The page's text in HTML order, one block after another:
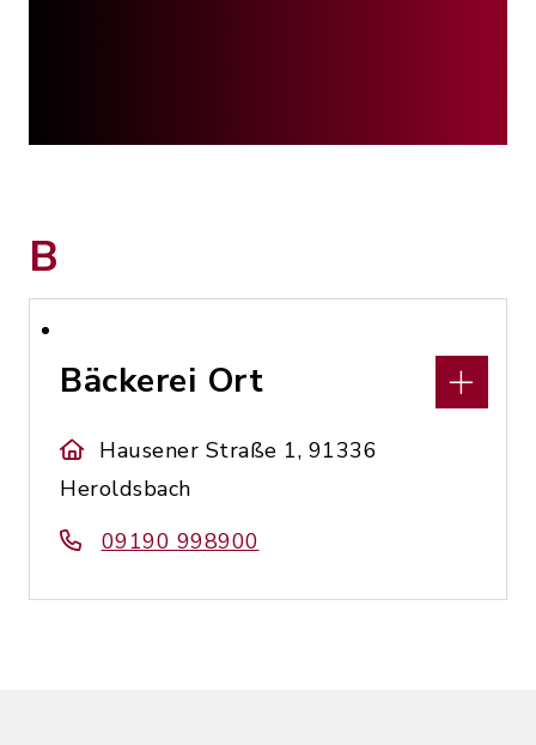
B
Bäckerei Ort
Hausener Straße 1, 91336
Heroldsbach
09190 998900